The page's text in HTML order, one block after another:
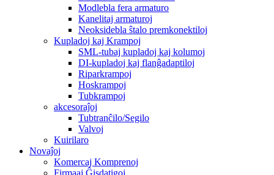
Modlebla fera armaturo
Kanelitaj armaturoj
Neoksidebla ŝtalo premkonektiloj
Kupladoj kaj Krampoj
SML-tubaj kupladoj kaj kolumoj
DI-kupladoj kaj flanĝadaptiloj
Riparkrampoj
Hoskrampoj
Tubkrampoj
akcesoraĵoj
Tubtranĉilo/Segilo
Valvoj
Kuirilaro
Novaĵoj
Komercaj Komprenoj
Firmaaj Ĝisdatigoj